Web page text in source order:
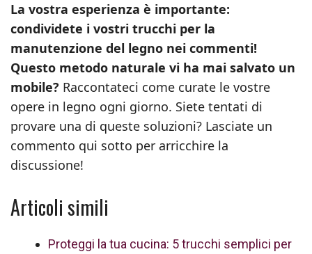
La vostra esperienza è importante:
condividete i vostri trucchi per la
manutenzione del legno nei commenti!
Questo metodo naturale vi ha mai salvato un
mobile? Raccontateci come curate le vostre
opere in legno ogni giorno. Siete tentati di
provare una di queste soluzioni? Lasciate un
commento qui sotto per arricchire la
discussione!
Articoli simili
Proteggi la tua cucina: 5 trucchi semplici per